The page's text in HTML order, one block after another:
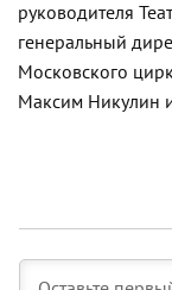
руководителя
генеральный
Московского
Максим Никулин